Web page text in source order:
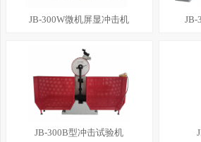
JB-300W微机屏显冲击机 JB-
JB-300B型冲击试验机